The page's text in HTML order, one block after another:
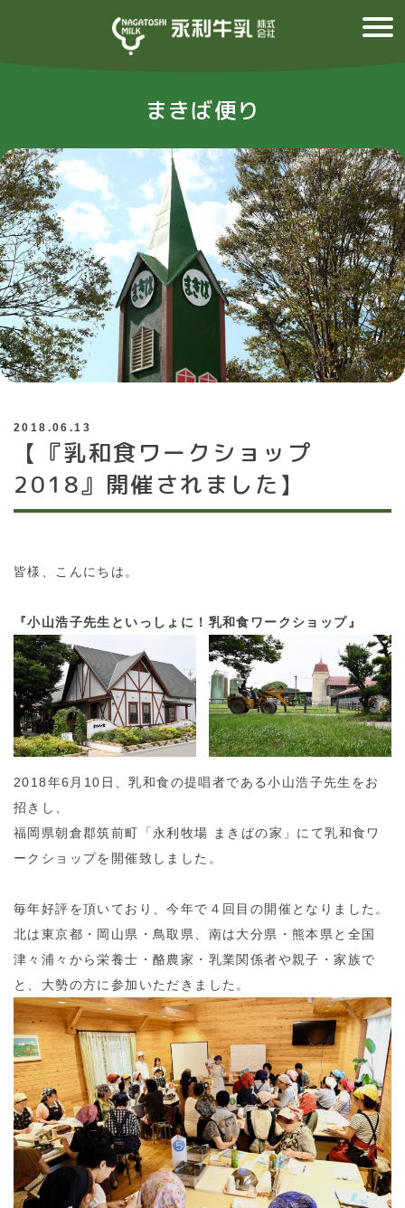
まきば便り
2018.06.13
【『乳和食ワークショップ
2018』開催されました】
皆様、こんにちは。
『小山浩子先生といっしょに！乳和食ワークショップ』
2018年6月10日、乳和食の提唱者である小山浩子先生をお
招きし、
福岡県朝倉郡筑前町「永利牧場 まきばの家」にて乳和食ワ
ークショップを開催致しました。
毎年好評を頂いており、今年で４回目の開催となりました。
北は東京都・岡山県・鳥取県、南は大分県・熊本県と全国
津々浦々から栄養士・酪農家・乳業関係者や親子・家族で
と、大勢の方に参加いただきました。